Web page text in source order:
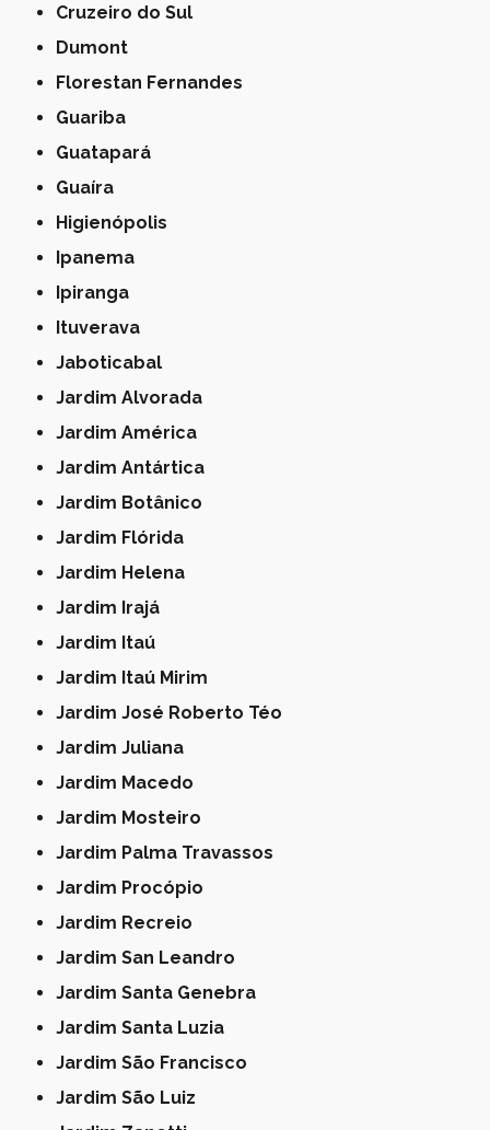
Cruzeiro do Sul
Dumont
Florestan Fernandes
Guariba
Guatapará
Guaíra
Higienópolis
Ipanema
Ipiranga
Ituverava
Jaboticabal
Jardim Alvorada
Jardim América
Jardim Antártica
Jardim Botânico
Jardim Flórida
Jardim Helena
Jardim Irajá
Jardim Itaú
Jardim Itaú Mirim
Jardim José Roberto Téo
Jardim Juliana
Jardim Macedo
Jardim Mosteiro
Jardim Palma Travassos
Jardim Procópio
Jardim Recreio
Jardim San Leandro
Jardim Santa Genebra
Jardim Santa Luzia
Jardim São Francisco
Jardim São Luiz